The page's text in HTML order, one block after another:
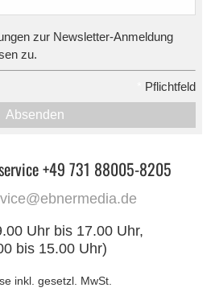
zur Newsletter-Anmeldung
zu.
Pflichtfeld
Absenden
+49 731 88005-8205
Uhr bis 17.00 Uhr,
bis 15.00 Uhr)
inkl. gesetzl. MwSt.